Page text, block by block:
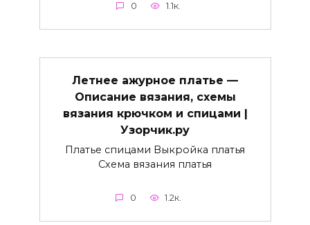
0 1.1к.
Летнее ажурное платье —
Описание вязания, схемы
вязания крючком и спицами |
Узорчик.ру
Платье спицами Выкройка платья
Схема вязания платья
0 1.2к.